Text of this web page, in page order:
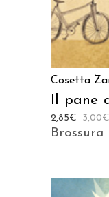
Cosetta
Il pane
3,00€
2,85€
Brossura